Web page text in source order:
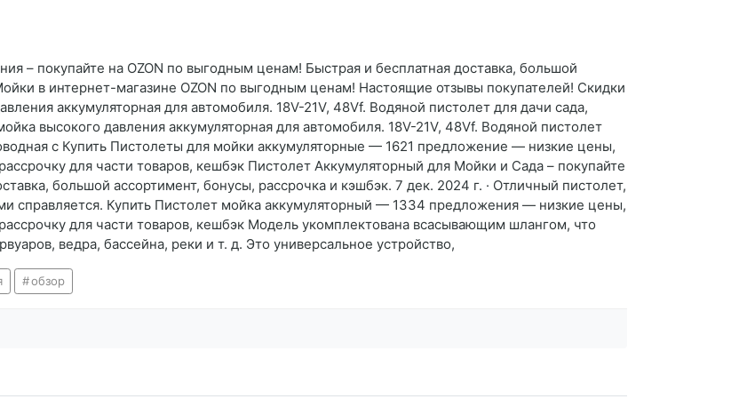
– покупайте на OZON по выгодным ценам! Быстрая и бесплатная доставка, большой
в интернет-магазине OZON по выгодным ценам! Настоящие отзывы покупателей! Скидки
аккумуляторная для автомобиля. 18V-21V, 48Vf. Водяной пистолет для дачи сада,
высокого давления аккумуляторная для автомобиля. 18V-21V, 48Vf. Водяной пистолет
с Купить Пистолеты для мойки аккумуляторные — 1621 предложение — низкие цены,
для части товаров, кешбэк Пистолет Аккумуляторный для Мойки и Сада – покупайте
большой ассортимент, бонусы, рассрочка и кэшбэк. 7 дек. 2024 г. · Отличный пистолет,
справляется. Купить Пистолет мойка аккумуляторный — 1334 предложения — низкие цены,
для части товаров, кешбэк Модель укомплектована всасывающим шлангом, что
ведра, бассейна, реки и т. д. Это универсальное устройство,
обзор